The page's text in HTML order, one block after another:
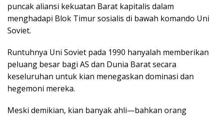
puncak aliansi kekuatan Barat kapitalis dalam
menghadapi Blok Timur sosialis di bawah komando Uni
Soviet.
Runtuhnya Uni Soviet pada 1990 hanyalah memberikan
peluang besar bagi AS dan Dunia Barat secara
keseluruhan untuk kian menegaskan dominasi dan
hegemoni mereka.
Meski demikian, kian banyak ahli—bahkan orang